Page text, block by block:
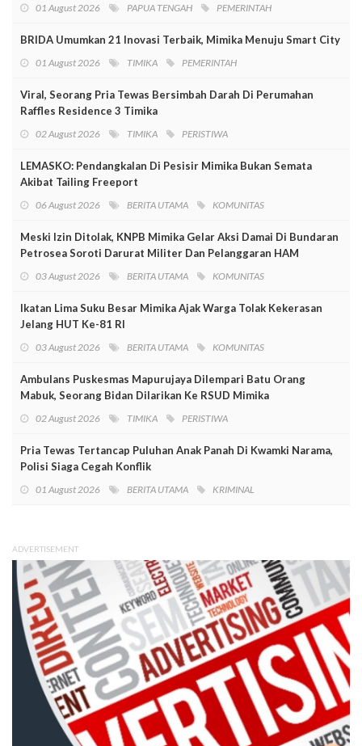
01 August 2026 PAPUA TENGAH PEMERINTAH
BRIDA Umumkan 21 Inovasi Terbaik, Mimika Menuju Smart City
01 August 2026 TIMIKA PEMERINTAH
Viral, Seorang Pria Tewas Bersimbah Darah Di Perumahan
Raffles Residence 3 Timika
02 August 2026 TIMIKA PERISTIWA
LEMASKO: Pendangkalan Di Pesisir Mimika Bukan Semata
Akibat Tailing Freeport
06 August 2026 BERITA UTAMA KOMUNITAS
Meski Izin Ditolak, KNPB Mimika Gelar Aksi Damai Di Bundaran
Petrosea Soroti Darurat Militer Dan Pelanggaran HAM
03 August 2026 BERITA UTAMA KOMUNITAS
Ikatan Lima Suku Besar Mimika Ajak Warga Tolak Kekerasan
Jelang HUT Ke-81 RI
03 August 2026 BERITA UTAMA KOMUNITAS
Ambulans Puskesmas Mapurujaya Dilempari Batu Orang
Mabuk, Seorang Bidan Dilarikan Ke RSUD Mimika
02 August 2026 TIMIKA PERISTIWA
Pria Tewas Tertancap Puluhan Anak Panah Di Kwamki Narama,
Polisi Siaga Cegah Konflik
01 August 2026 BERITA UTAMA KRIMINAL
ADVERTISEMENT